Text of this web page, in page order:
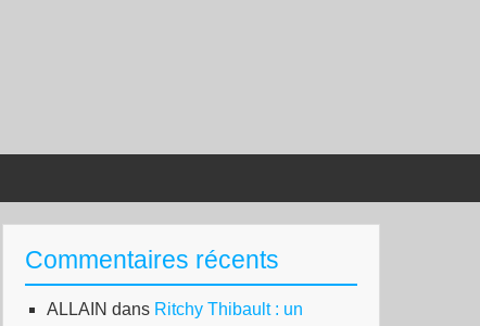
Commentaires récents
ALLAIN dans Ritchy Thibault : un